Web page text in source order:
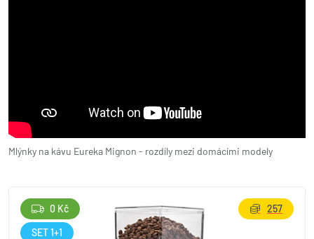
Mlýnky na kávu Eureka Mignon - rozdíly mezi domácími modely
0 Kč
SET 1+1
257